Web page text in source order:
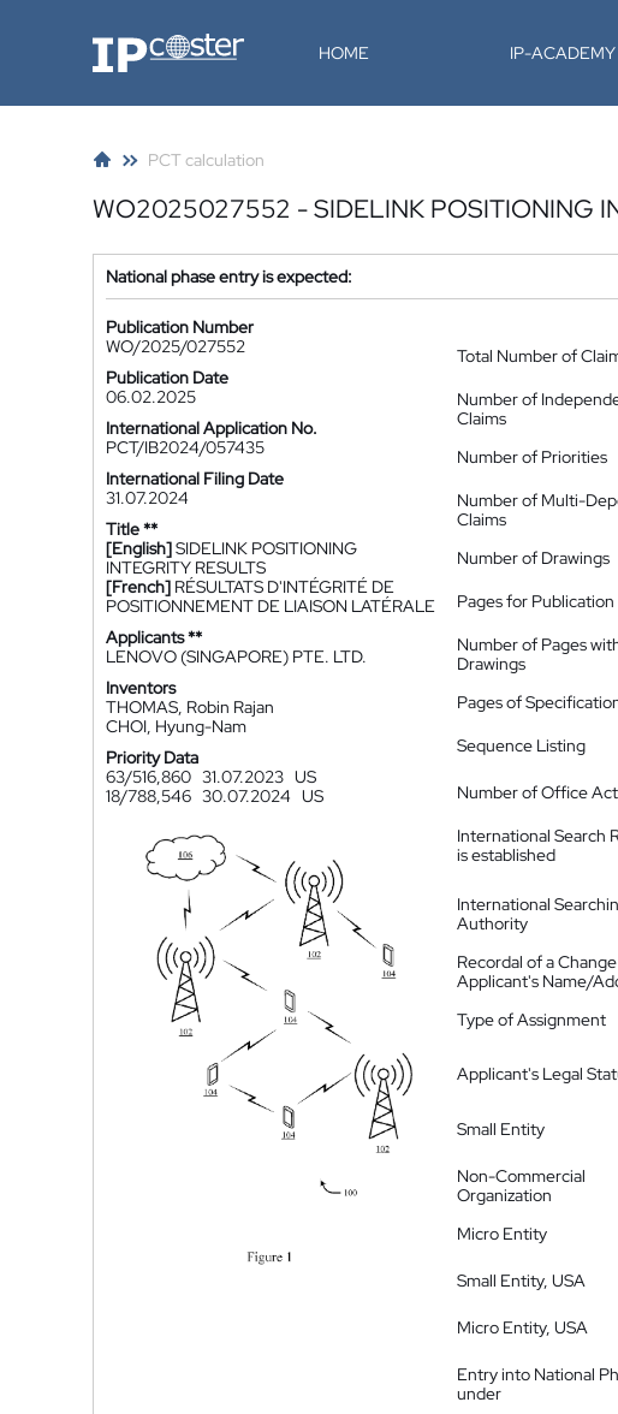
IP-Coster HOME IP-ACADEMY
PCT calculation
WO2025027552 - SIDELINK POSITIONING
National phase entry is expected:
Publication Number
WO/2025/027552
Publication Date
06.02.2025
International Application No.
PCT/IB2024/057435
International Filing Date
31.07.2024
Title **
[English]SIDELINK POSITIONING
INTEGRITY RESULTS
[French] RÉSULTATS D'INTÉGRITÉ DE
POSITIONNEMENT DE LIAISON LATÉRALE
Applicants **
LENOVO (SINGAPORE) PTE. LTD.
Inventors
THOMAS, Robin Rajan
CHOI, Hyung-Nam
Priority Data
63/516,860 31.07.2023 US
18/788,546 30.07.2024 US
Total Number of
Number of
Claims
Number of Priorities
Number of Multi-
Claims
Number of Drawings
Pages for Publication
Number of Pages
Drawings
Pages of
Sequence Listing
Number of Office
International Search
is established
International
Authority
Recordal of a
Applicant's Name/
Type of Assignment
Applicant's Legal
Small Entity
Non-Commercial
Organization
Micro Entity
Small Entity, USA
Micro Entity, USA
Entry into National
under